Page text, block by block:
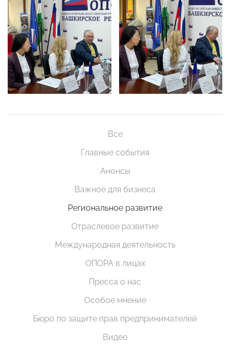
Все
Главные события
Анонсы
Важное для бизнеса
Региональное развитие
Отраслевое развитие
Международная деятельность
ОПОРА в лицах
Пресса о нас
Особое мнение
Бюро по защите прав предпринимателей
Видео